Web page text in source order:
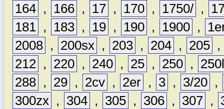
164 , 166 , 17 , 170 , 1750/ ,
181 , 183 , 19 , 190 , 1900 ,
2008 , 200sx , 203 , 204 , 205 ,
212 , 220 , 240 , 25 , 250 ,
288 , 29 , 2cv , 2er , 3 , 3/20 ,
300zx , 304 , 305 , 306 , 307 ,